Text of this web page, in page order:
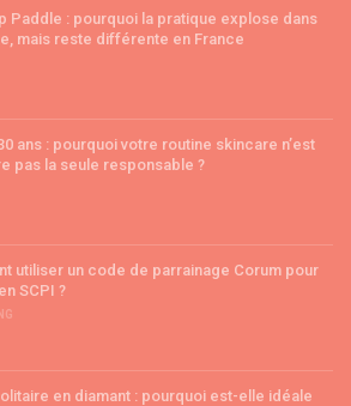
Paddle : pourquoi la pratique explose dans
mais reste différente en France
ans : pourquoi votre routine skincare n’est
pas la seule responsable ?
utiliser un code de parrainage Corum pour
SCPI ?
en diamant : pourquoi est-elle idéale